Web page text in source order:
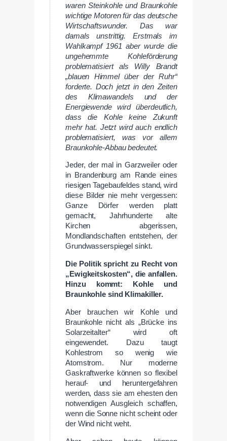
waren Steinkohle und Braunkohle
wichtige Motoren für das deutsche
Wirtschaftswunder. Das war
damals unstrittig. Erstmals im
Wahlkampf 1961 aber wurde die
ungehemmte Kohleförderung
problematisiert als Willy Brandt
„blauen Himmel über der Ruhr“
forderte. Doch jetzt in den Zeiten
des Klimawandels und der
Energiewende wird überdeutlich,
dass die Kohle keine Zukunft
mehr hat. Jetzt wird auch endlich
problematisiert, was vor allem
Braunkohle-Abbau bedeutet.
Jeder, der mal in Garzweiler oder
in Brandenburg am Rande eines
riesigen Tagebaufeldes stand, wird
diese Bilder nie mehr vergessen:
Ganze Dörfer werden platt
gemacht, Jahrhunderte alte
Kirchen abgerissen,
Mondlandschaften entstehen, der
Grundwasserspiegel sinkt.
Die Politik spricht zu Recht von
„Ewigkeitskosten“, die anfallen.
Hinzu kommt: Kohle und
Braunkohle sind Klimakiller.
Aber brauchen wir Kohle und
Braunkohle nicht als „Brücke ins
Solarzeitalter“ wird oft
eingewendet. Dazu taugt
Kohlestrom so wenig wie
Atomstrom. Nur moderne
Gaskraftwerke können so flexibel
herauf- und heruntergefahren
werden, dass sie am ehesten den
notwendigen Ausgleich schaffen,
wenn die Sonne nicht scheint oder
der Wind nicht weht.